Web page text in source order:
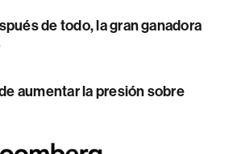
de todo, la gran ganadora
aumentar la presión sobre